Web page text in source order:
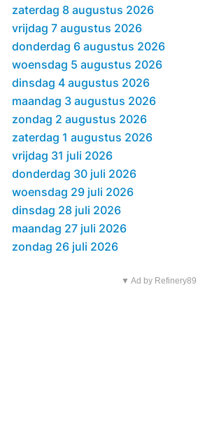
zaterdag 8 augustus 2026
vrijdag 7 augustus 2026
donderdag 6 augustus 2026
woensdag 5 augustus 2026
dinsdag 4 augustus 2026
maandag 3 augustus 2026
zondag 2 augustus 2026
zaterdag 1 augustus 2026
vrijdag 31 juli 2026
donderdag 30 juli 2026
woensdag 29 juli 2026
dinsdag 28 juli 2026
maandag 27 juli 2026
zondag 26 juli 2026
▼ Ad by Refinery89